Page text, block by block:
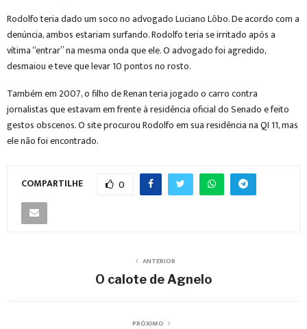
Rodolfo teria dado um soco no advogado Luciano Lôbo. De acordo com a
denúncia, ambos estariam surfando. Rodolfo teria se irritado após a
vítima “entrar” na mesma onda que ele. O advogado foi agredido,
desmaiou e teve que levar 10 pontos no rosto.
Também em 2007, o filho de Renan teria jogado o carro contra
jornalistas que estavam em frente à residência oficial do Senado e feito
gestos obscenos. O site procurou Rodolfo em sua residência na QI 11, mas
ele não foi encontrado.
COMPARTILHE 0
ANTERIOR
O calote de Agnelo
PRÓXIMO